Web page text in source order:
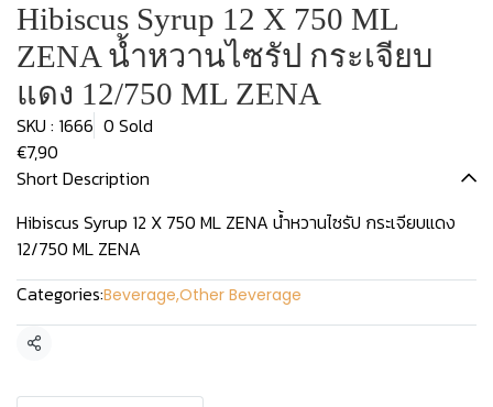
Hibiscus Syrup 12 X 750 ML
ZENA น้ำหวานไซรัป กระเจียบ
แดง 12/750 ML ZENA
SKU : 1666 0 Sold
€7,90
Short Description
Hibiscus Syrup 12 X 750 ML ZENA น้ำหวานไซรัป กระเจียบแดง
12/750 ML ZENA
Categories:Beverage,Other Beverage
Share